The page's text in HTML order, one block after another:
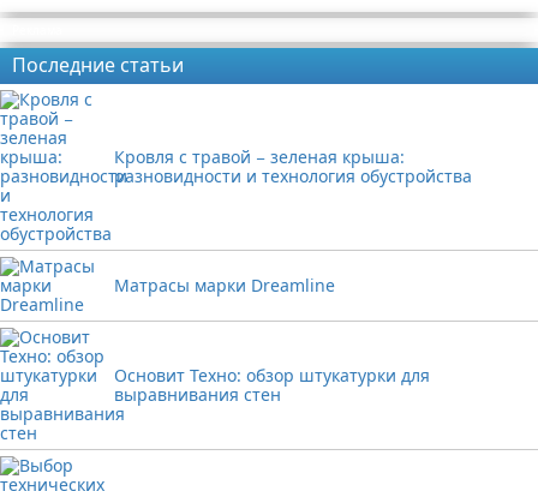
Последние статьи
Кровля с травой − зеленая крыша:
разновидности и технология обустройства
Матрасы марки Dreamline
Основит Техно: обзор штукатурки для
выравнивания стен